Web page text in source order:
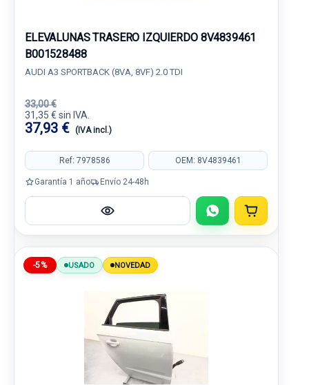
ELEVALUNAS TRASERO IZQUIERDO 8V4839461
B001528488
AUDI A3 SPORTBACK (8VA, 8VF) 2.0 TDI
33,00 €
31,35 € sin IVA.
37,93 € (IVA incl.)
Ref: 7978586 OEM: 8V4839461
Garantía 1 año Envío 24-48h
-5% USADO NOVEDAD